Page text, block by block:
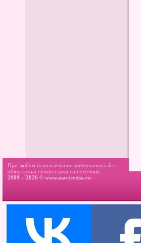
При любом использовании материалов сайта
обязательна гиперссылка на источник.
2009 – 2026 © www.macteritsa.ru